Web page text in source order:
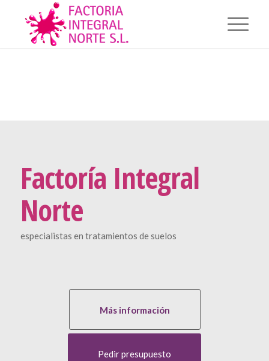
Factoría Integral
Norte
especialistas en tratamientos de suelos
Más información
Pedir presupuesto